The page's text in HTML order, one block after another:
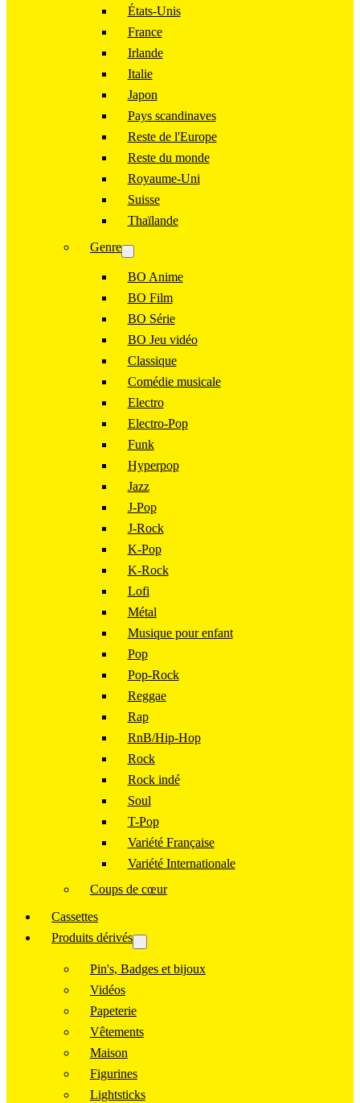
États-Unis
France
Irlande
Italie
Japon
Pays scandinaves
Reste de l'Europe
Reste du monde
Royaume-Uni
Suisse
Thaïlande
Genre
BO Anime
BO Film
BO Série
BO Jeu vidéo
Classique
Comédie musicale
Electro
Electro-Pop
Funk
Hyperpop
Jazz
J-Pop
J-Rock
K-Pop
K-Rock
Lofi
Métal
Musique pour enfant
Pop
Pop-Rock
Reggae
Rap
RnB/Hip-Hop
Rock
Rock indé
Soul
T-Pop
Variété Française
Variété Internationale
Coups de cœur
Cassettes
Produits dérivés
Pin's, Badges et bijoux
Vidéos
Papeterie
Vêtements
Maison
Figurines
Lightsticks